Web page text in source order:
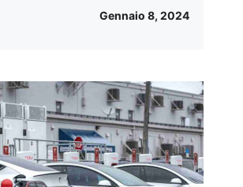
Gennaio 8, 2024